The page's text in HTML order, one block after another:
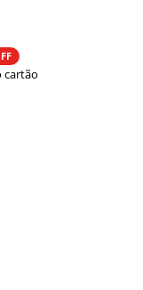
cartão